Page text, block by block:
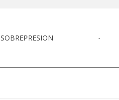
SOBREPRESION -